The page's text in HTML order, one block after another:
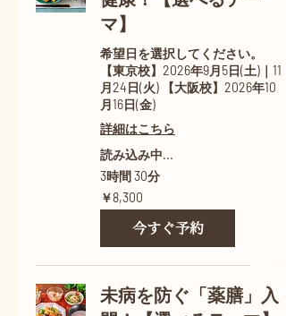
マ】
希望日を選択してください。
【東京校】2026年9月5日(土)｜11
月24日(火) 【大阪校】2026年10
月16日(金)
詳細はこちら
読み込み中...
3時間 30分
8,300
円
￥8,300
今すぐ予約
未病を防ぐ「薬膳」入